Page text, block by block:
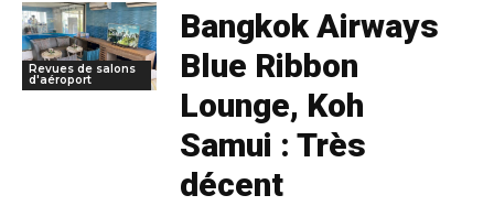
Revues de salons
d'aéroport
Bangkok Airways
Blue Ribbon
Lounge, Koh
Samui : Très
décent